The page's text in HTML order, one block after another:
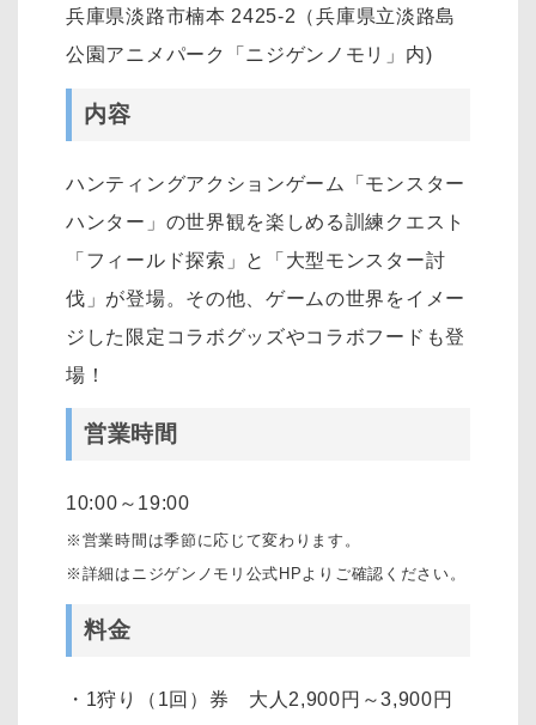
兵庫県淡路市楠本 2425-2（兵庫県立淡路島
公園アニメパーク「ニジゲンノモリ」内)
内容
ハンティングアクションゲーム「モンスター
ハンター」の世界観を楽しめる訓練クエスト
「フィールド探索」と「大型モンスター討
伐」が登場。その他、ゲームの世界をイメー
ジした限定コラボグッズやコラボフードも登
場！
営業時間
10:00～19:00
※営業時間は季節に応じて変わります。
※詳細はニジゲンノモリ公式HPよりご確認ください。
料金
・1狩り（1回）券 大人2,900円～3,900円